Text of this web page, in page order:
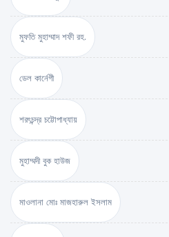
মুফতি মুহাম্মাদ শফী রহ.
ডেল কার্নেগী
শরৎচন্দ্র চট্টোপাধ্যায়
মুহাম্মদী বুক হাউজ
মাওলানা মোঃ মাজহারুল ইসলাম